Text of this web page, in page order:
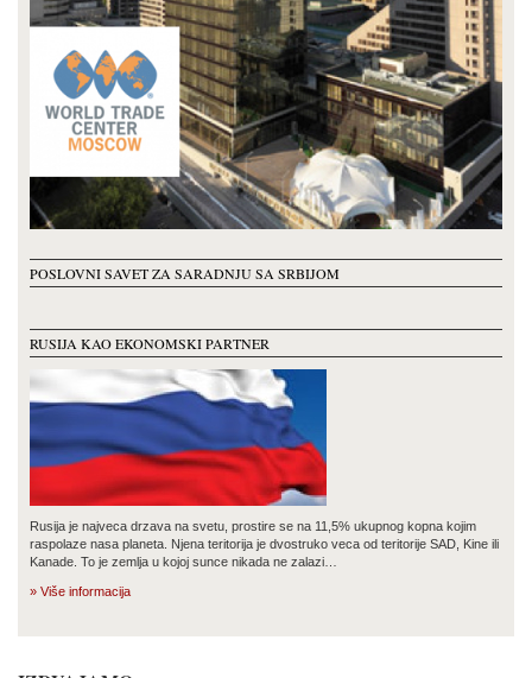
POSLOVNI SAVET ZA SARADNJU SA SRBIJOM
RUSIJA KAO EKONOMSKI PARTNER
Rusija je najveca drzava na svetu, prostire se na 11,5% ukupnog kopna kojim
raspolaze nasa planeta. Njena teritorija je dvostruko veca od teritorije SAD, Kine ili
Kanade. To je zemlja u kojoj sunce nikada ne zalazi…
» Više informacija